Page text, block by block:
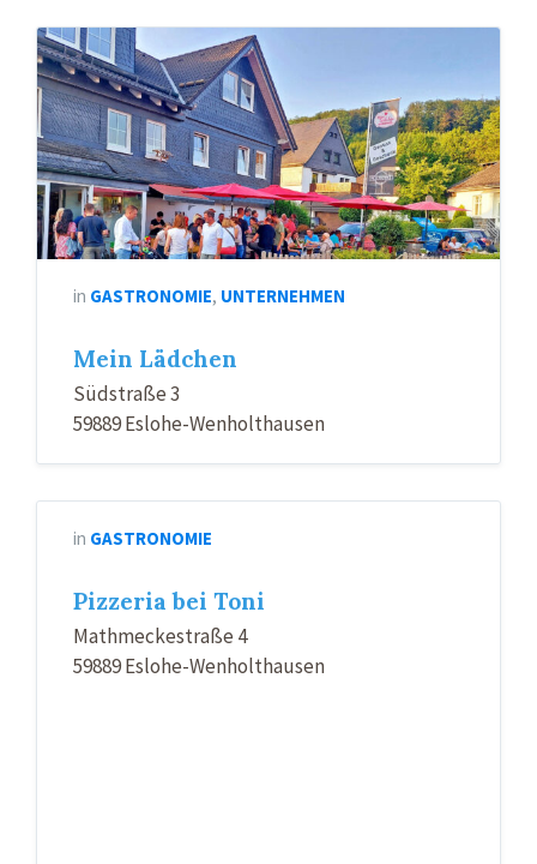
Mein
Lädchen
in GASTRONOMIE, UNTERNEHMEN
Mein Lädchen
Südstraße 3
59889 Eslohe-Wenholthausen
in GASTRONOMIE
Pizzeria bei Toni
Mathmeckestraße 4
59889 Eslohe-Wenholthausen